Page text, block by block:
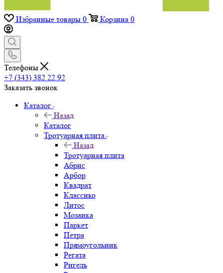
Избранные товары 0 Корзина 0
Телефоны
+7 (343) 382 22 92
Заказать звонок
Каталог
Назад
Каталог
Тротуарная плита
Назад
Тротуарная плита
Абрис
Арбор
Квадрат
Классико
Литос
Мозаика
Паркет
Петра
Прямоугольник
Регата
Ригель